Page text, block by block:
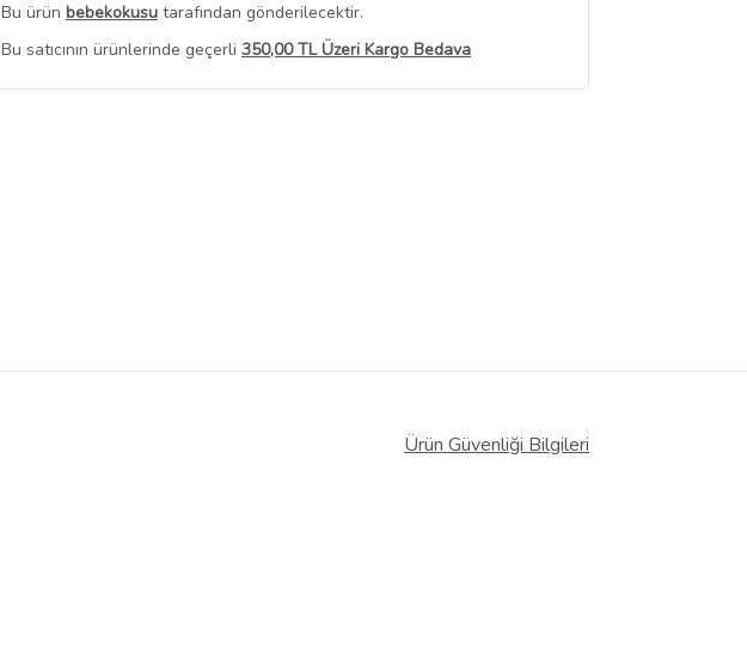
Bu ürün bebekokusu tarafından gönderilecektir.
Bu satıcının ürünlerinde geçerli 350,00 TL Üzeri Kargo Bedava
Bu SatıcınınTüm Ürünlerini Görüntüle
Ürün Güvenliği Bilgileri